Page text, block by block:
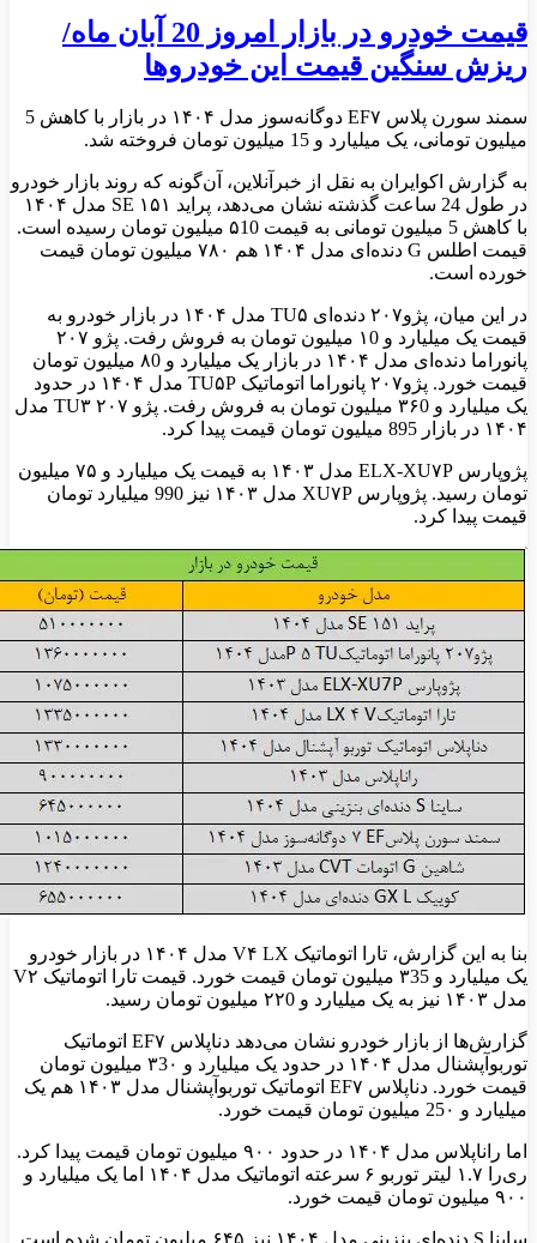
قیمت خودرو در بازار امروز 20 آبان ماه/
ریزش سنگین قیمت این خودروها
سمند سورن پلاس EF۷ دوگانه‌سوز مدل ۱۴۰۴ در بازار با کاهش 5
میلیون تومانی، یک میلیارد و 15 میلیون تومان فروخته شد.
به گزارش اکوایران به نقل از خبرآنلاین، آن‌گونه که روند بازار خودرو
در طول 24 ساعت گذشته نشان می‌دهد، پراید ۱۵۱ SE مدل ۱۴۰۴
با کاهش 5 میلیون تومانی به قیمت ۵10 میلیون تومان رسیده است.
قیمت اطلس G دنده‌ای مدل ۱۴۰۴ هم ۷۸۰ میلیون تومان قیمت
خورده است.
در این میان، پژو۲۰۷ دنده‌ای TU۵ مدل ۱۴۰۴ در بازار خودرو به
قیمت یک میلیارد و ۱0 میلیون تومان به فروش رفت. پژو ۲۰۷
پانوراما دنده‌ای مدل ۱۴۰۴ در بازار یک میلیارد و ۸0 میلیون تومان
قیمت خورد. پژو۲۰۷ پانوراما اتوماتیک TU۵P مدل ۱۴۰۴ در حدود
یک میلیارد و ۳۶0 میلیون تومان به فروش رفت. پژو ۲۰۷ TU۳ مدل
۱۴۰۴ در بازار 895 میلیون تومان قیمت پیدا کرد.
پژوپارس ELX-XU۷P مدل ۱۴۰۳ به قیمت یک میلیارد و ۷۵ میلیون
تومان رسید. پژوپارس XU۷P مدل ۱۴۰۳ نیز 990 میلیارد تومان
قیمت پیدا کرد.
بنا به این گزارش، تارا اتوماتیک V۴ LX مدل ۱۴۰۴ در بازار خودرو
یک میلیارد و ۳35 میلیون تومان قیمت خورد. قیمت تارا اتوماتیک V۲
مدل ۱۴۰۳ نیز به یک میلیارد و ۲۲0 میلیون تومان رسید.
گزارش‌ها از بازار خودرو نشان می‌دهد دناپلاس EF۷ اتوماتیک
توربوآپشنال مدل ۱۴۰۴ در حدود یک میلیارد و ۳3۰ میلیون تومان
قیمت خورد. دناپلاس EF۷ اتوماتیک توربوآپشنال مدل ۱۴۰۳ هم یک
میلیارد و 25۰ میلیون تومان قیمت خورد.
اما راناپلاس مدل ۱۴۰۴ در حدود ۹۰۰ میلیون تومان قیمت پیدا کرد.
ری‌را ۱.۷ لیتر توربو ۶ سرعته اتوماتیک مدل ۱۴۰۴ اما یک میلیارد و
۹۰۰ میلیون تومان قیمت خورد.